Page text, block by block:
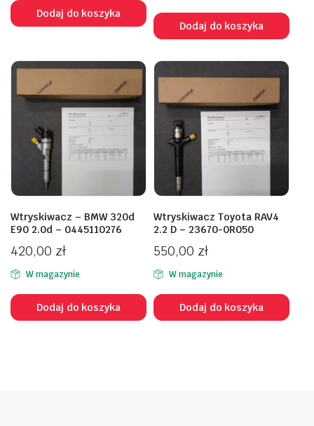
Dodaj do koszyka
Dodaj do koszyka
Wtryskiwacz – BMW 320d
E90 2.0d – 0445110276
420,00 zł
W magazynie
Dodaj do koszyka
Wtryskiwacz Toyota RAV4
2.2 D – 23670-0R050
550,00 zł
W magazynie
Dodaj do koszyka